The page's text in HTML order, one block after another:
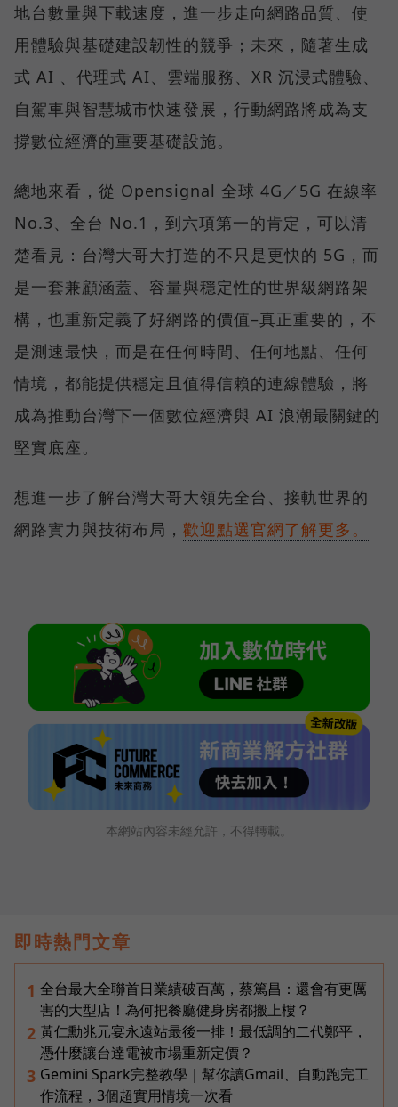
地台數量與下載速度，進一步走向網路品質、使
用體驗與基礎建設韌性的競爭；未來，隨著生成
式 AI 、代理式 AI、雲端服務、XR 沉浸式體驗、
自駕車與智慧城市快速發展，行動網路將成為支
撐數位經濟的重要基礎設施。
總地來看，從 Opensignal 全球 4G／5G 在線率
No.3、全台 No.1，到六項第一的肯定，可以清
楚看見：台灣大哥大打造的不只是更快的 5G，而
是一套兼顧涵蓋、容量與穩定性的世界級網路架
構，也重新定義了好網路的價值–真正重要的，不
是測速最快，而是在任何時間、任何地點、任何
情境，都能提供穩定且值得信賴的連線體驗，將
成為推動台灣下一個數位經濟與 AI 浪潮最關鍵的
堅實底座。
想進一步了解台灣大哥大領先全台、接軌世界的
網路實力與技術布局， 歡迎點選官網了解更多。
本網站內容未經允許，不得轉載。
即時熱門文章
1 全台最大全聯首日業績破百萬，蔡篤昌：還會有更厲
害的大型店！為何把餐廳健身房都搬上樓？
2 黃仁勳兆元宴永遠站最後一排！最低調的二代鄭平，
憑什麼讓台達電被市場重新定價？
3 Gemini Spark完整教學｜幫你讀Gmail、自動跑完工
作流程，3個超實用情境一次看